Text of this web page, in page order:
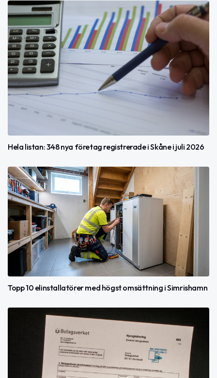
Hela listan: 348 nya företag registrerade i Skåne i juli 2026
Topp 10 elinstallatörer med högst omsättning i Simrishamn